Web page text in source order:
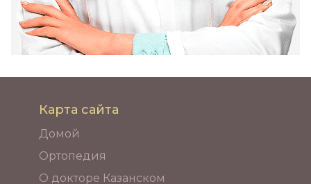
Карта сайта
Домой
Ортопедия
О докторе Казанском